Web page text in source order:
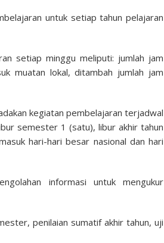
untuk setiap tahun pelajaran
setiap minggu meliputi: jumlah jam
muatan lokal, ditambah jumlah jam
kegiatan pembelajaran terjadwal
semester 1 (satu), libur akhir tahun
hari-hari besar nasional dan hari
informasi untuk mengukur
penilaian sumatif akhir tahun, uji